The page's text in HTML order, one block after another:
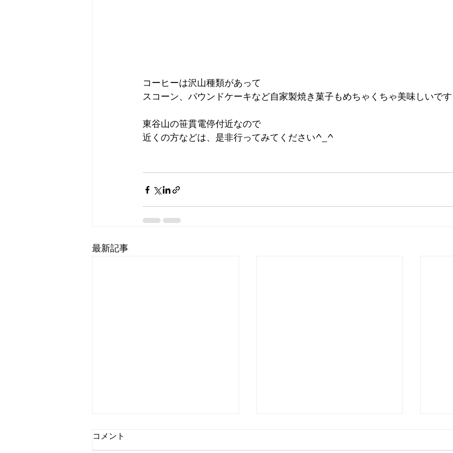
コーヒーは沢山種類があって
スコーン、パウンドケーキなど自家製焼き菓子もめちゃくちゃ美味しいで
東谷山の笹貫電停付近なので
近くの方などは、是非行ってみてください^_^
最新記事
コメント